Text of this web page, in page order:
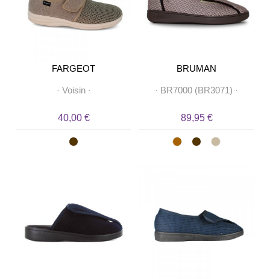
FARGEOT
· Voisin·
40,00 €
BRUMAN
· BR7000 (BR3071) ·
89,95 €